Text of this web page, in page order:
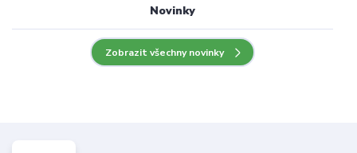
Novinky
Zobrazit všechny novinky